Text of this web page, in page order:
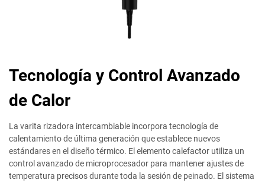
Tecnología y Control Avanzado
de Calor
La varita rizadora intercambiable incorpora tecnología de
calentamiento de última generación que establece nuevos
estándares en el diseño térmico. El elemento calefactor utiliza un
control avanzado de microprocesador para mantener ajustes de
temperatura precisos durante toda la sesión de peinado. El sistema